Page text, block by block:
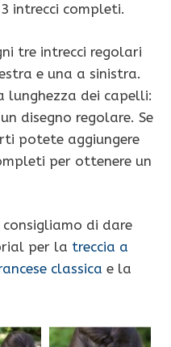
intrecci completi.
tre intrecci regolari
e una a sinistra.
lunghezza dei capelli:
disegno regolare. Se
potete aggiungere
per ottenere un
consigliamo di dare
per la treccia a
classica e la